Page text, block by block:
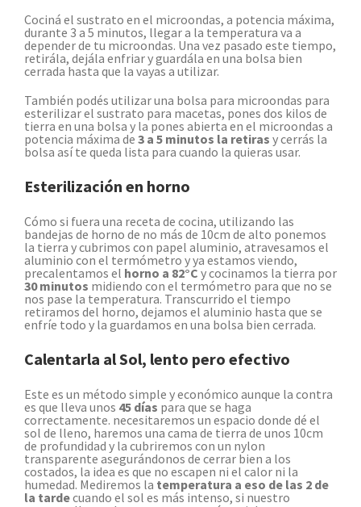
Cociná el sustrato en el microondas, a potencia máxima,
durante 3 a 5 minutos, llegar a la temperatura va a
depender de tu microondas. Una vez pasado este tiempo,
retirála, dejála enfriar y guardála en una bolsa bien
cerrada hasta que la vayas a utilizar.
También podés utilizar una bolsa para microondas para
esterilizar el sustrato para macetas, pones dos kilos de
tierra en una bolsa y la pones abierta en el microondas a
potencia máxima de 3 a 5 minutos la retiras y cerrás la
bolsa así te queda lista para cuando la quieras usar.
Esterilización en horno
Cómo si fuera una receta de cocina, utilizando las
bandejas de horno de no más de 10cm de alto ponemos
la tierra y cubrimos con papel aluminio, atravesamos el
aluminio con el termómetro y ya estamos viendo,
precalentamos el horno a 82°C y cocinamos la tierra por
30 minutos midiendo con el termómetro para que no se
nos pase la temperatura. Transcurrido el tiempo
retiramos del horno, dejamos el aluminio hasta que se
enfríe todo y la guardamos en una bolsa bien cerrada.
Calentarla al Sol, lento pero efectivo
Este es un método simple y económico aunque la contra
es que lleva unos 45 días para que se haga
correctamente. necesitaremos un espacio donde dé el
sol de lleno, haremos una cama de tierra de unos 10cm
de profundidad y la cubriremos con un nylon
transparente asegurándonos de cerrar bien a los
costados, la idea es que no escapen ni el calor ni la
humedad. Mediremos la temperatura a eso de las 2 de
la tardecuando el sol es más intenso, si nuestro